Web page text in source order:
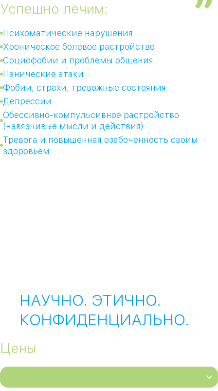
Успешно лечим:
Психоматические нарушения
Хроническое болевое растройство
Социофобии и проблемы общения
Панические атаки
Фобии, страхи, тревожные состояния
Депрессии
Обессивно-компульсивное растройство
(навязчивые мысли и действия)
Тревога и повышенная озабоченность своим
здоровьем
НАУЧНО. ЭТИЧНО.
КОНФИДЕНЦИАЛЬНО.
Цены